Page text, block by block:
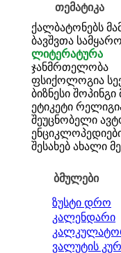
თემატიკა
ქალბატონებს
ბავშვთა სამყარო
ლიტერატურა
ჯანმრთელობა
ფსიქოლოგია
ბიზნესი შოპინგი
ეტიკეტი
შეუცნობელი
შესახებ ახალი
ბმულები
ზუსტი დრო
კალენდარი
ვალუტის